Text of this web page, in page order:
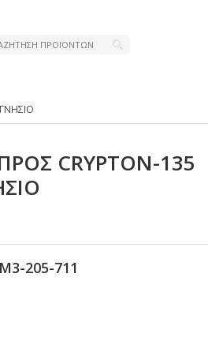
CRΥΡΤΟΝ-135
Μ3-205-711